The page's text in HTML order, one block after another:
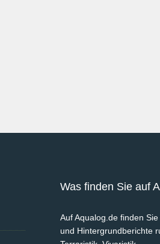
Was finden Sie auf
Auf Aqualog.de finden
und Hintergrundberichte